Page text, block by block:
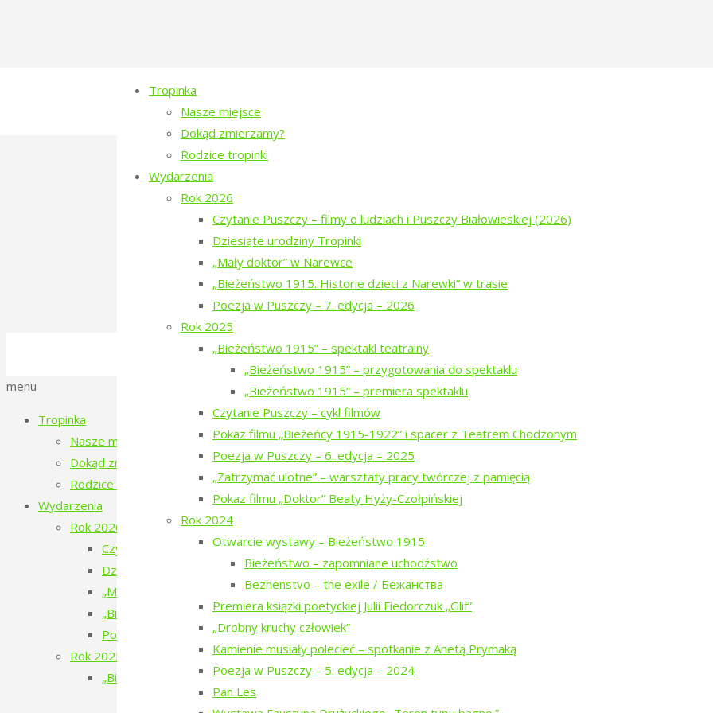
Tropinka
Nasze miejsce
Dokąd zmierzamy?
Rodzice tropinki
Wydarzenia
Rok 2026
Czytanie Puszczy – filmy o ludziach i Puszczy Białowieskiej (2026)
Dziesiąte urodziny Tropinki
„Mały doktor” w Narewce
„Bieżeństwo 1915. Historie dzieci z Narewki” w trasie
Poezja w Puszczy – 7. edycja – 2026
Rok 2025
„Bieżeństwo 1915” – spektakl teatralny
„Bieżeństwo 1915” – przygotowania do spektaklu
„Bieżeństwo 1915” – premiera spektaklu
Czytanie Puszczy – cykl filmów
Pokaz filmu „Bieżeńcy 1915-1922” i spacer z Teatrem Chodzonym
Poezja w Puszczy – 6. edycja – 2025
„Zatrzymać ulotne” – warsztaty pracy twórczej z pamięcią
Pokaz filmu „Doktor” Beaty Hyży-Czołpińskiej
Rok 2024
Otwarcie wystawy – Bieżeństwo 1915
Bieżeństwo – zapomniane uchodźstwo
Bezhenstvo – the exile / Бежанства
Premiera książki poetyckiej Julii Fiedorczuk „Glif”
„Drobny kruchy człowiek”
Kamienie musiały polecieć – spotkanie z Anetą Prymaką
Poezja w Puszczy – 5. edycja – 2024
Pan Les
tropinka-2019-dzien-szwedzki-15
1280 × 720pixels
Previous image
Next image
©2016-2026 Stowarzyszenie na Rzecz Dialogu „Tropinka”
menu
Tropinka
Nasze miejsce
Dokąd zmierzamy?
Rodzice tropinki
Wydarzenia
Rok 2026
Czytanie Puszczy – filmy o ludziach i Puszczy Białowieskiej (2026)
Dziesiąte urodziny Tropinki
„Mały doktor” w Narewce
„Bieżeństwo 1915. Historie dzieci z Narewki” w trasie
Poezja w Puszczy – 7. edycja – 2026
Rok 2025
„Bieżeństwo 1915” – spektakl teatralny
„Bieżeństwo 1915” – przygotowania do spektaklu